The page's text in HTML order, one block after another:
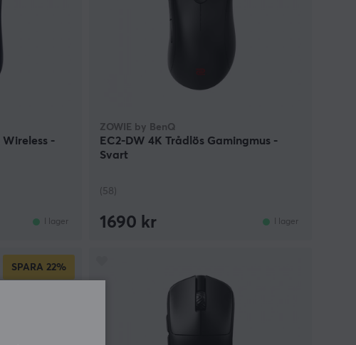
-
I lager
ZOWIE by BenQ
EC2-DW 4K Trådlös Gamingmus -
Svart
(58)
1690 kr I lager
SPARA 22%